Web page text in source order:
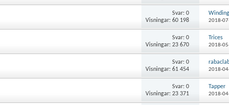
Svar: 0
Visningar: 60 198
Winding
2018-
Svar: 0
Visningar: 23 670
Trices
2018-
Svar: 0
Visningar: 61 454
2018-
Svar: 0
Visningar: 23 371
Tapper
2018-